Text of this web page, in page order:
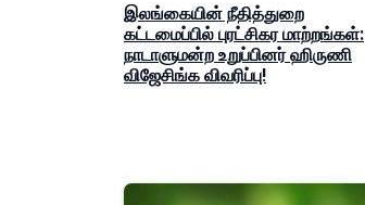
இலங்கையின் நீதித்துறை
கட்டமைப்பில் புரட்சிகர மாற்றங்கள்:
நாடாளுமன்ற உறுப்பினர் ஹிருணி
விஜேசிங்க விவரிப்பு!